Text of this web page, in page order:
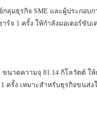
กลุ่มธุรกิจ SME และผู้ประกอ
ร์จ 1 ครั้ง ให้กำลังมอเตอร์ขับ
นาดความจุ 81.14 กิโลวัตต์ ใ
ครั้ง เหมาะสำหรับธุรกิจขนส่ง